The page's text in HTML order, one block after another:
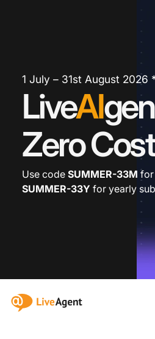
1 July – 31st August 2026
LiveAI
Zero Cost
Use code SUMMER-33M for
SUMMER-33Y for yearly
:site.title